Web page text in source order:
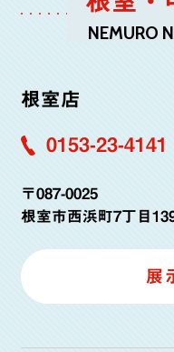
NEMURO
根室店
0153-23-4141
〒087-0025
根室市西浜町7丁目
展